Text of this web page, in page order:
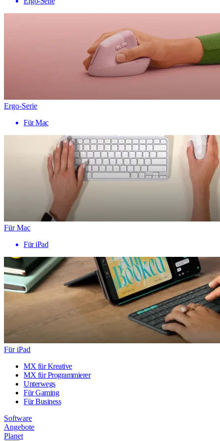
Ergo-Serie
Für Mac
Für Mac
Für iPad
Für iPad
MX für Kreative
MX für Programmierer
Unterwegs
Für Gaming
Für Business
Software
Angebote
Planet